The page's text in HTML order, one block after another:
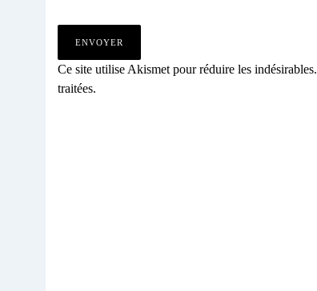
Ce site utilise Akismet pour réduire les indésirables.
traitées.